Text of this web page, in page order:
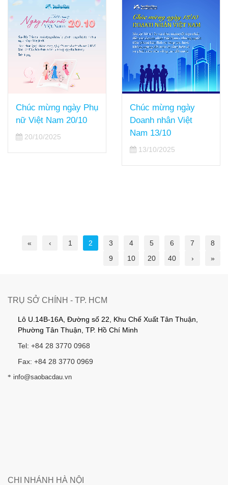
Chúc mừng ngày Phụ
nữ Việt Nam 20/10
20/10/2025
Chúc mừng ngày
Doanh nhân Việt
Nam 13/10
13/10/2025
« ‹ 1 2 3 4 5 6 7
8
9
10 20 40 › »
TRỤ SỞ CHÍNH - TP. HCM
Lô U.14B-16A, Đường số 22, Khu Chế Xuất Tân Thuận,
Phường Tân Thuận, TP. Hồ Chí Minh
Tel: +84 28 3770 0968
Fax: +84 28 3770 0969
* info@saobacdau.vn
CHI NHÁNH HÀ NỘI